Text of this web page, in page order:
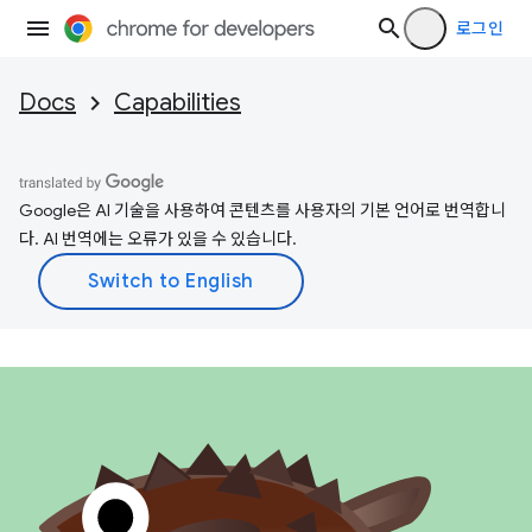
로그인
Docs Capabilities
Google은 AI 기술을 사용하여 콘텐츠를 사용자의 기본 언어로 번역합니
다. AI 번역에는 오류가 있을 수 있습니다.